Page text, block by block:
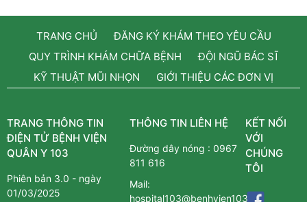
TRANG CHỦ
ĐĂNG KÝ KHÁM THEO YÊU CẦU
QUY TRÌNH KHÁM CHỮA BỆNH
ĐỘI NGŨ BÁC SĨ
KỸ THUẬT MŨI NHỌN
GIỚI THIỆU CÁC ĐƠN VỊ
TRANG THÔNG TIN
ĐIỆN TỬ BỆNH VIỆN
QUÂN Y 103
Phiên bản 3.0 - ngày
01/03/2025
THÔNG TIN LIÊN HỆ
Đường dây nóng :0967
811 616
Mail:
hospital103@benhvien103.vn
KẾT NỐI
VỚI
CHÚNG
TÔI